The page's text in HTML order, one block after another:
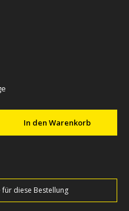
In den Warenkorb
für diese Bestellung